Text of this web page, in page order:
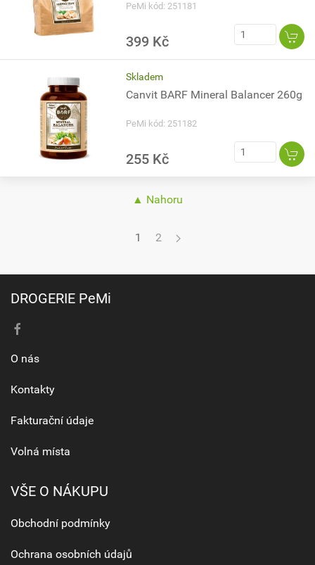
PeMi kód: 251181
399 Kč
Skladem
Canvit BARF Mineral Balancer 260g
PeMi kód: 251182
255 Kč
▲ Nahoru
1 2
DROGERIE PeMi
O nás
Kontakty
Fakturační údaje
Volná místa
VŠE O NÁKUPU
Obchodní podmínky
Ochrana osobních údajů